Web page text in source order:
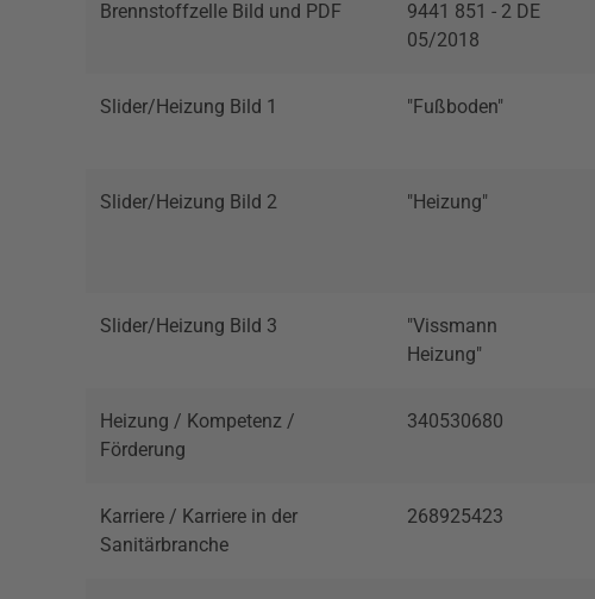
Brennstoffzelle Bild und PDF
9441 851 - 2 DE
05/2018
Slider/Heizung Bild 1 "Fußboden"
Slider/Heizung Bild 2 "Heizung"
Slider/Heizung Bild 3
"Vissmann
Heizung"
Heizung / Kompetenz /
Förderung
340530680
Karriere / Karriere in der
Sanitärbranche
268925423